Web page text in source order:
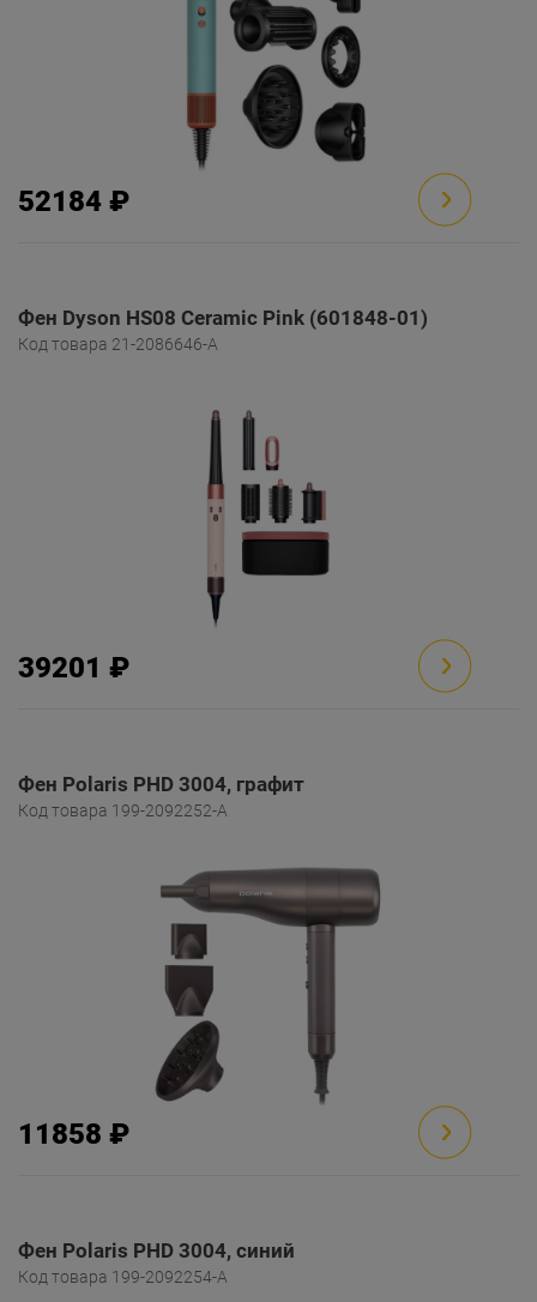
52184 ₽
Фен Dyson HS08 Ceramic Pink (601848-01)
Код товара 21-2086646-A
39201 ₽
Фен Polaris PHD 3004, графит
Код товара 199-2092252-A
11858 ₽
Фен Polaris PHD 3004, синий
Код товара 199-2092254-A